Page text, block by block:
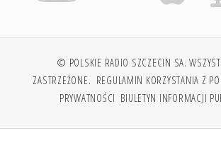
© POLSKIE RADIO SZCZECIN SA.
ZASTRZEŻONE. REGULAMIN KORZYSTANIA Z
PRYWATNOŚCI BIULETYN INFORMACJI